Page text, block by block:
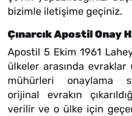
bizimle iletişime geçiniz.
Çınarcık Apostil Onay
Apostil 5 Ekim 1961
ülkeler arasında
mühürleri onaylama
orijinal evrakın
verilir ve o ülke için